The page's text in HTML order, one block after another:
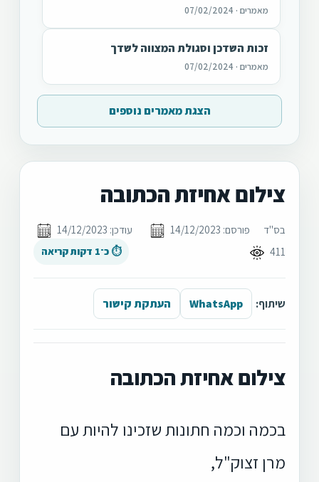
מאמרים · 07/02/2024
זכות השדכן וסגולת המצווה לשדך
מאמרים · 07/02/2024
הצגת מאמרים נוספים
צילום אחיזת הכתובה
בס"ד פורסם: 14/12/2023
עודכן: 14/12/2023
411
⏱ כ־1 דקות קריאה
שיתוף: WhatsApp העתקת קישור
צילום אחיזת הכתובה
בכמה וכמה חתונות שזכינו להיות עם
מרן זצוק"ל,